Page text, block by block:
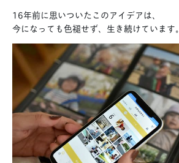
16年前に思いついたこのアイデアは、
今になっても色褪せず、生き続けています。